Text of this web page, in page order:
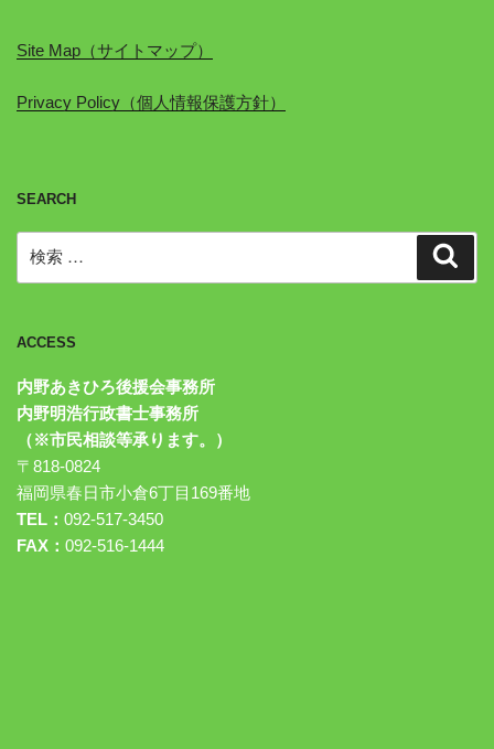
Site Map（サイトマップ）
Privacy Policy（個人情報保護方針）
SEARCH
索:
ACCESS
内野あきひろ後援会事務所
内野明浩行政書士事務所
（※市民相談等承ります。）
〒818-0824
福岡県春日市小倉6丁目169番地
TEL： 092-517-3450
FAX： 092-516-1444